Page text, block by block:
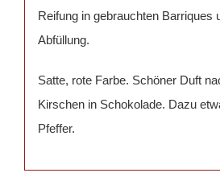
Reifung in gebrauchten Barriques
Abfüllung.
Satte, rote Farbe. Schöner Duft
Kirschen in Schokolade. Dazu
Pfeffer.